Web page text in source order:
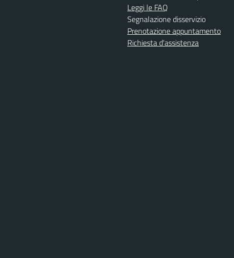
Leggi le FAQ
Segnalazione disservizio
Prenotazione appuntamento
Richiesta d'assistenza